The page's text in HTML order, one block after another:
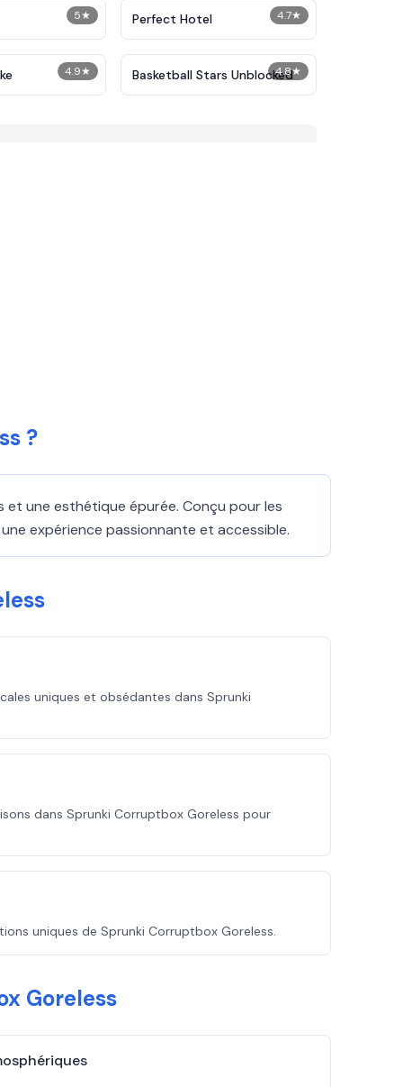
5★ 4.7★
Perfect Hotel
4.9★ 4.8★
Basketball Stars Unblocked
?
une esthétique épurée. Conçu pour les
expérience passionnante et accessible.
uniques et obsédantes dans Sprunki
dans Sprunki Corruptbox Goreless pour
uniques de Sprunki Corruptbox Goreless.
Goreless